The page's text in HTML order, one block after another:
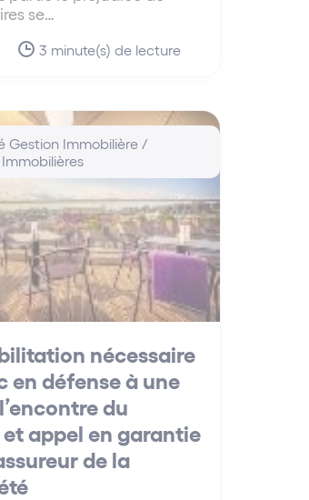
se…
3 minute(s) de lecture
Gestion Immobilière /
nécessaire
en défense à une
du
appel en garantie
de la